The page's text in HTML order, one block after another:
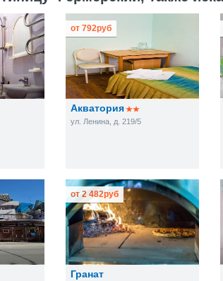
Акватория
ул. Ленина, д. 219/5
от 792руб
Гранат
от 2 482руб